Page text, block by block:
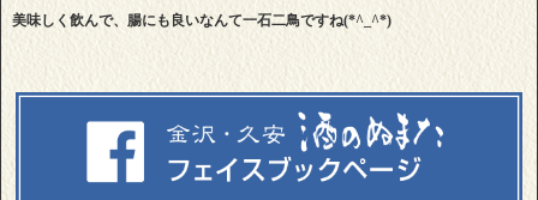
美味しく飲んで、腸にも良いなんて一石二鳥ですね(*^_^*)